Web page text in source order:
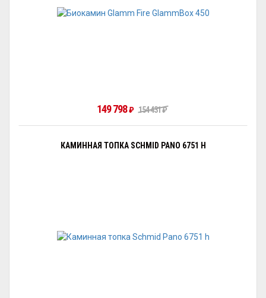
149 798₽ 154 431₽
КАМИННАЯ ТОПКА SCHMID PANO 6751 H